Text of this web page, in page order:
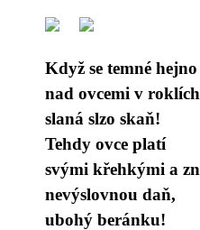
Když se temné hejno
nad ovcemi v
slaná slzo skaň!
Tehdy ovce platí
svými křehkými a
nevýslovnou daň,
ubohý beránku!